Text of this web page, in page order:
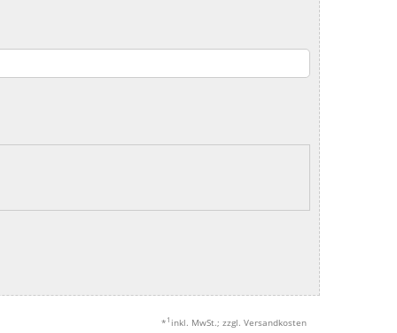
* 1 inkl. MwSt.; zzgl. Versandkosten